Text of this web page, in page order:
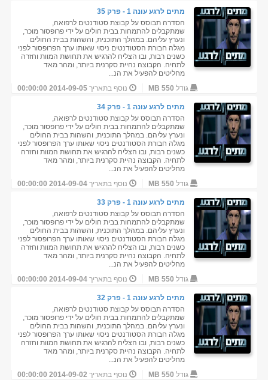
מתים לרגע עונה 1 - פרק 35
הסדרה תבוסס על קבוצת סטודנטים לרפואה,
שמתקבלים להתמחות בבית חולים על ידי פרופסור מוכר,
ונערץ עליהם. במהלך התוכנית, והשהות בבית החולים
מגלה חבורת הסטודנטים ניסוי שאותו ערך הפרופסור לפני
כשנים רבות, ובו הצליח להרגיש את תחושת המוות וחזרה
לתחיה. הקבוצה נהיית סקרנית ביותר, ומהר מאד
מחליטים להפעיל את הנ...
גודל 550 MB נוסף בתאריך2014-09-05 00:00:00
מתים לרגע עונה 1 - פרק 34
הסדרה תבוסס על קבוצת סטודנטים לרפואה,
שמתקבלים להתמחות בבית חולים על ידי פרופסור מוכר,
ונערץ עליהם. במהלך התוכנית, והשהות בבית החולים
מגלה חבורת הסטודנטים ניסוי שאותו ערך הפרופסור לפני
כשנים רבות, ובו הצליח להרגיש את תחושת המוות וחזרה
לתחיה. הקבוצה נהיית סקרנית ביותר, ומהר מאד
מחליטים להפעיל את הנ...
גודל 550 MB נוסף בתאריך2014-09-04 00:00:00
מתים לרגע עונה 1 - פרק 33
הסדרה תבוסס על קבוצת סטודנטים לרפואה,
שמתקבלים להתמחות בבית חולים על ידי פרופסור מוכר,
ונערץ עליהם. במהלך התוכנית, והשהות בבית החולים
מגלה חבורת הסטודנטים ניסוי שאותו ערך הפרופסור לפני
כשנים רבות, ובו הצליח להרגיש את תחושת המוות וחזרה
לתחיה. הקבוצה נהיית סקרנית ביותר, ומהר מאד
מחליטים להפעיל את הנ...
גודל 550 MB נוסף בתאריך2014-09-04 00:00:00
מתים לרגע עונה 1 - פרק 32
הסדרה תבוסס על קבוצת סטודנטים לרפואה,
שמתקבלים להתמחות בבית חולים על ידי פרופסור מוכר,
ונערץ עליהם. במהלך התוכנית, והשהות בבית החולים
מגלה חבורת הסטודנטים ניסוי שאותו ערך הפרופסור לפני
כשנים רבות, ובו הצליח להרגיש את תחושת המוות וחזרה
לתחיה. הקבוצה נהיית סקרנית ביותר, ומהר מאד
מחליטים להפעיל את הנ...
גודל 550 MB נוסף בתאריך 2014-09-02 00:00:00